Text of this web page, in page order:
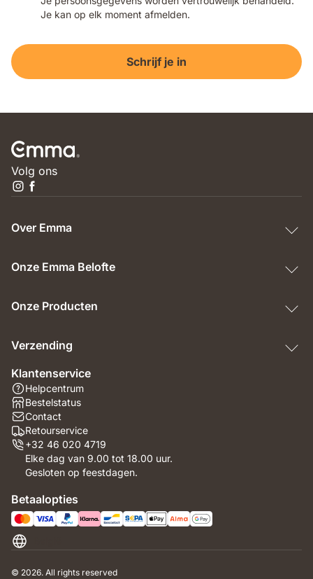
Je kan op elk moment afmelden.
Schrijf je in
Volg ons
Over Emma
Onze Emma Belofte
Onze Producten
Verzending
Klantenservice
Helpcentrum
Bestelstatus
Contact
Retourservice
+32 46 020 4719
Elke dag van 9.00 tot 18.00 uur.
Gesloten op feestdagen.
Betaalopties
© 2026. All rights reserved